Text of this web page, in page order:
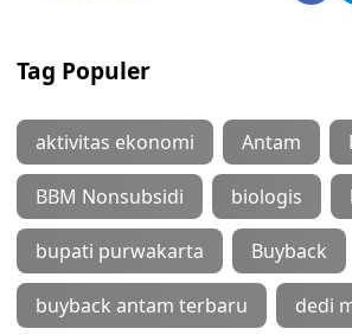
Tag Populer
aktivitas ekonomi Antam
BBM Nonsubsidi biologis
bupati purwakarta Buyback
buyback antam terbaru dedi